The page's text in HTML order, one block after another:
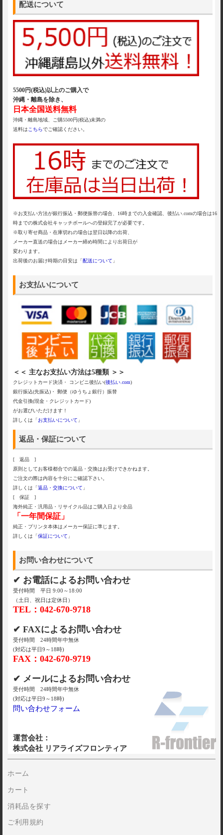
配送について
5500円(税込)以上のご購入で
沖縄・離島を除き、
日本全国送料無料
沖縄・離島地域、ご購5500円(税込)未満の
送料は こちらでご確認ください。
※お支払い方法が銀行振込・郵便振替の場合、16時までの入金確認、後払い.comの場合は16
時までの株式会社キャッチボールへの登録完了が必要です。
※取り寄せ商品・在庫切れの場合は翌日以降の出荷、
メーカー直送の場合はメーカー締め時間により出荷日が
変わります。
出荷後のお届け時期の目安は「配送について 」
お支払いについて
＜＜ 主なお支払い方法は5種類 ＞＞
クレジットカード決済・ コンビニ後払い(後払い.com)
銀行振込(先振込)・ 郵便（ゆうちょ銀行）振替
代金引換(現金・クレジットカード)
がお選びいただけます！
詳しくは「お支払いについて 」
返品・保証について
[ 返品 ]
原則としてお客様都合での返品・交換はお受けできかねます。
ご注文の際は内容を十分にご確認下さい。
詳しくは「返品・交換について 」
[ 保証 ]
海外純正・汎用品・リサイクル品はご購入日より全品
「一年間保証」
純正・プリンタ本体はメーカー保証に準じます。
詳しくは「保証について 」
お問い合わせについて
✔ お電話によるお問い合わせ
受付時間 平日 9:00～18:00
（土日、祝日は定休日）
TEL：042-670-9718
✔ FAXによるお問い合わせ
受付時間 24時間年中無休
(対応は平日9～18時)
FAX：042-670-9719
✔ メールによるお問い合わせ
受付時間 24時間年中無休
(対応は平日9～18時)
問い合わせフォーム
運営会社：
株式会社 リアライズフロンティア
ホーム
カート
消耗品を探す
ご利用規約